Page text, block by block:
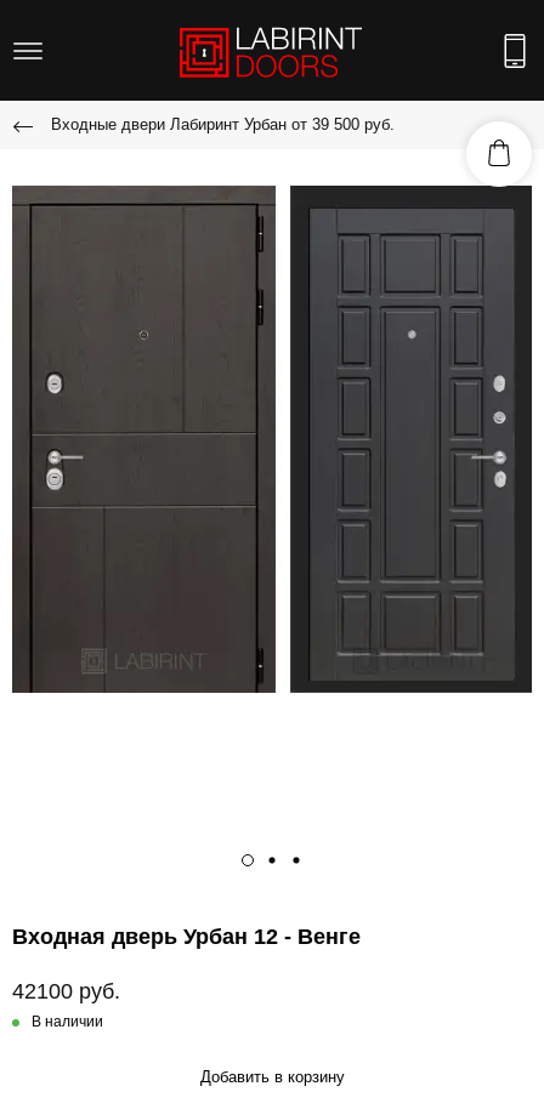
Входные двери Лабиринт Урбан от 39 500 руб.
Входная дверь Урбан 12 - Венге
42100 руб.
В наличии
Добавить в корзину